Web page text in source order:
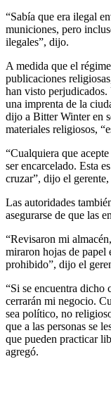
“Sabía que era ilegal
municiones, pero
ilegales”, dijo.
A medida que el
publicaciones
han visto perjudicados.
una imprenta de la
dijo a Bitter Winter en
materiales religiosos,
“Cualquiera que
ser encarcelado. Esta
cruzar”, dijo el
Las autoridades
asegurarse de que las
“Revisaron mi
miraron hojas de papel
prohibido”, dijo el
“Si se encuentra dicho
cerrarán mi negocio.
sea político, no
que a las personas se
que pueden practicar
agregó.